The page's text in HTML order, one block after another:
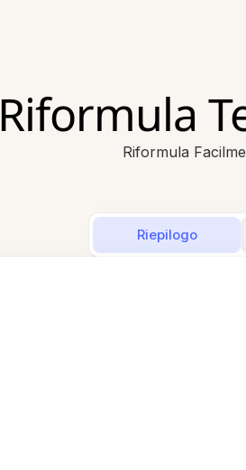
Riformula
Riformula
Riepilogo